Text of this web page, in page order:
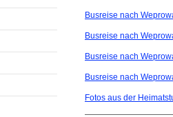
Busreise nach
Busreise nach
Busreise nach
Busreise nach
Fotos aus der